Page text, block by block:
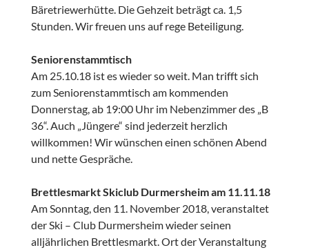
Bäretriewerhütte. Die Gehzeit beträgt ca. 1,5
Stunden. Wir freuen uns auf rege Beteiligung.
Seniorenstammtisch
Am 25.10.18 ist es wieder so weit. Man trifft sich
zum Seniorenstammtisch am kommenden
Donnerstag, ab 19:00 Uhr im Nebenzimmer des „B
36“. Auch „Jüngere“ sind jederzeit herzlich
willkommen! Wir wünschen einen schönen Abend
und nette Gespräche.
Brettlesmarkt Skiclub Durmersheim am 11.11.18
Am Sonntag, den 11. November 2018, veranstaltet
der Ski – Club Durmersheim wieder seinen
alljährlichen Brettlesmarkt. Ort der Veranstaltung